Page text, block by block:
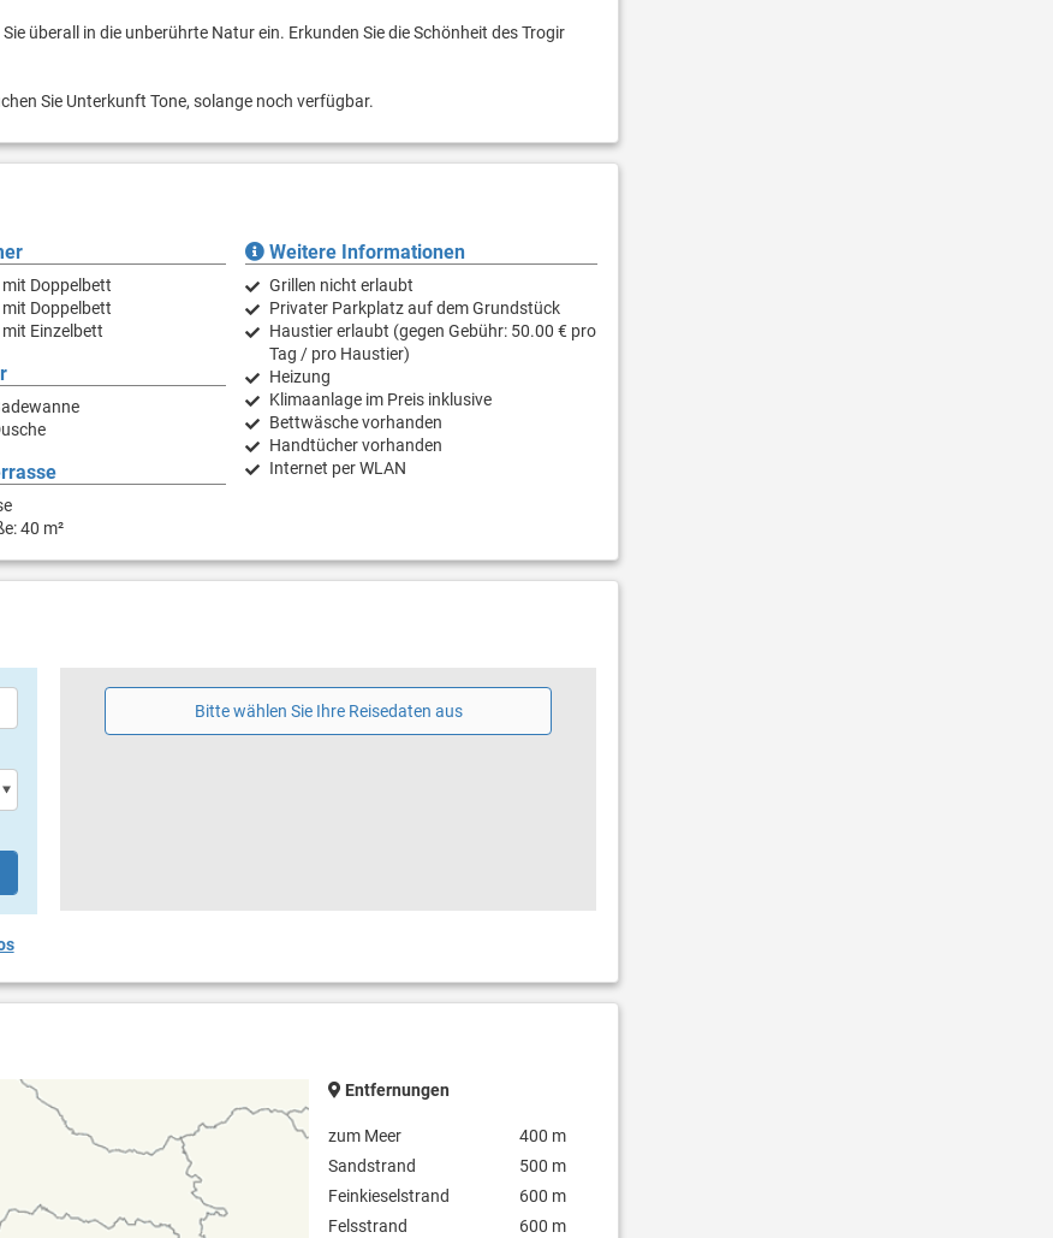
überall in die unberührte Natur ein. Erkunden Sie die Schönheit des Trogir
Sie Unterkunft Tone, solange noch verfügbar.
Doppelbett
Doppelbett
Einzelbett
40 m²
Weitere Informationen
Grillen nicht erlaubt
Privater Parkplatz auf dem Grundstück
Haustier erlaubt (gegen Gebühr: 50.00 € pro
Tag / pro Haustier)
Heizung
Klimaanlage im Preis inklusive
Bettwäsche vorhanden
Handtücher vorhanden
Internet per WLAN
Bitte wählen Sie Ihre Reisedaten aus
Entfernungen
zum Meer
400 m
Sandstrand
500 m
Feinkieselstrand
600 m
Felsstrand
600 m